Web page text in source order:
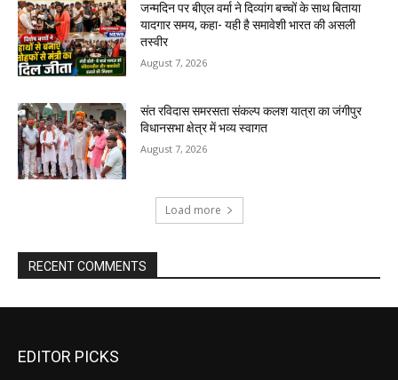
जन्मदिन पर बीएल वर्मा ने दिव्यांग बच्चों के साथ बिताया
यादगार समय, कहा- यही है समावेशी भारत की असली
तस्वीर
August 7, 2026
संत रविदास समरसता संकल्प कलश यात्रा का जंगीपुर
विधानसभा क्षेत्र में भव्य स्वागत
August 7, 2026
Load more
RECENT COMMENTS
EDITOR PICKS